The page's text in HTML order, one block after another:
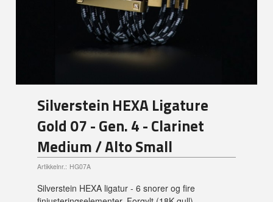
Silverstein HEXA Ligature
Gold 07 - Gen. 4 - Clarinet
Medium / Alto Small
Artikkelnr.: HG07A
Silverstein HEXA ligatur - 6 snorer og fire